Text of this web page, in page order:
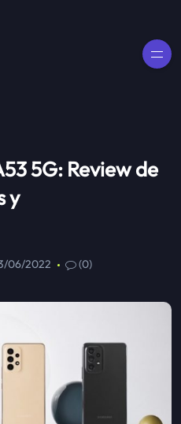
5G: Review de
y
06/2022 (0)